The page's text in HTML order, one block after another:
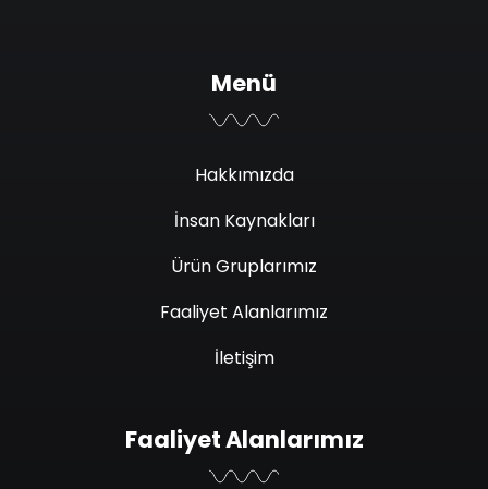
Menü
Hakkımızda
İnsan Kaynakları
Ürün Gruplarımız
Faaliyet Alanlarımız
İletişim
Faaliyet Alanlarımız